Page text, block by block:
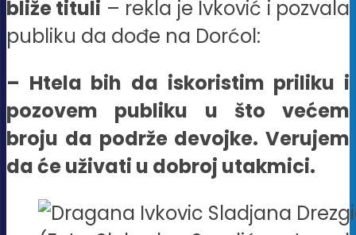
bliže tituli – rekla je Ivković i pozvala
publiku da dođe na Dorćol:
– Htela bih da iskoristim priliku i
pozovem publiku u što većem
broju da podrže devojke. Verujem
da će uživati u dobroj utakmici.